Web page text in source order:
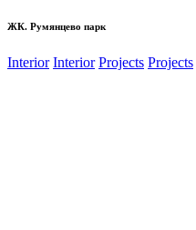
ЖК. Румянцево парк
Interior Interior Projects Projects